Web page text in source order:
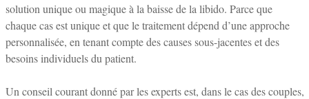
solution unique ou magique à la baisse de la libido. Parce que
chaque cas est unique et que le traitement dépend d’une approche
personnalisée, en tenant compte des causes sous-jacentes et des
besoins individuels du patient.
Un conseil courant donné par les experts est, dans le cas des couples,